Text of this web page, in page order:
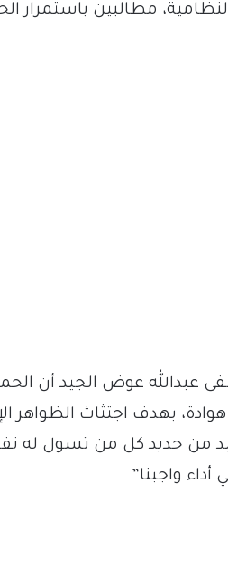
مطالبين باستمرار
عبدالله عوض الجيد أن
بهدف اجتثاث الظواهر
من حديد كل من تسول له
واجبنا”